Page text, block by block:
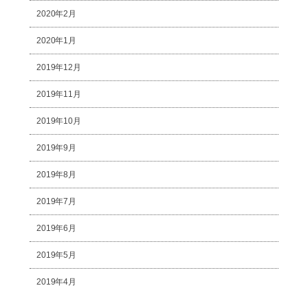
2020年2月
2020年1月
2019年12月
2019年11月
2019年10月
2019年9月
2019年8月
2019年7月
2019年6月
2019年5月
2019年4月